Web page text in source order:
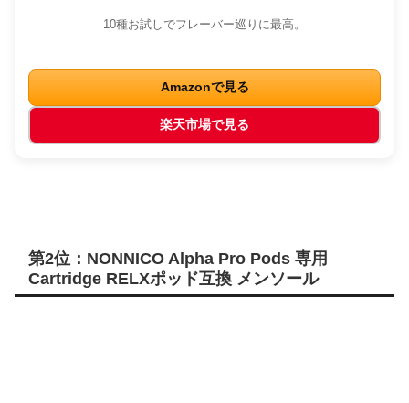
10種お試しでフレーバー巡りに最高。
Amazonで見る
楽天市場で見る
第2位：NONNICO Alpha Pro Pods 専用
Cartridge RELXポッド互換 メンソール